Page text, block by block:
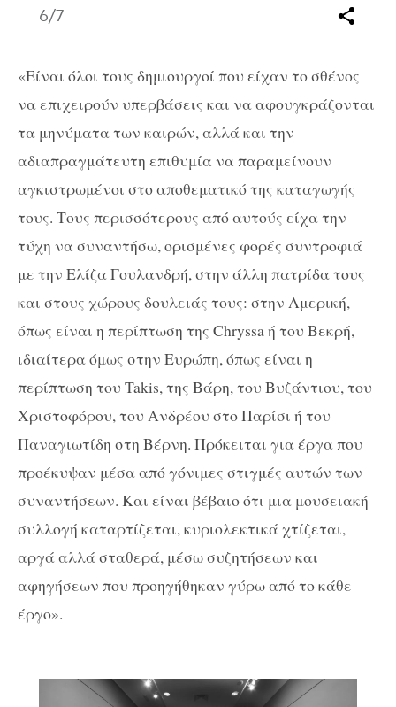
6/7
«Είναι όλοι τους δημιουργοί που είχαν το σθένος
να επιχειρούν υπερβάσεις και να αφουγκράζονται
τα μηνύματα των καιρών, αλλά και την
αδιαπραγμάτευτη επιθυμία να παραμείνουν
αγκιστρωμένοι στο αποθεματικό της καταγωγής
τους. Τους περισσότερους από αυτούς είχα την
τύχη να συναντήσω, ορισμένες φορές συντροφιά
με την Ελίζα Γουλανδρή, στην άλλη πατρίδα τους
και στους χώρους δουλειάς τους: στην Αμερική,
όπως είναι η περίπτωση της Chryssa ή του Βεκρή,
ιδιαίτερα όμως στην Ευρώπη, όπως είναι η
περίπτωση του Takis, της Βάρη, του Βυζάντιου, του
Χριστοφόρου, του Ανδρέου στο Παρίσι ή του
Παναγιωτίδη στη Βέρνη. Πρόκειται για έργα που
προέκυψαν μέσα από γόνιμες στιγμές αυτών των
συναντήσεων. Και είναι βέβαιο ότι μια μουσειακή
συλλογή καταρτίζεται, κυριολεκτικά χτίζεται,
αργά αλλά σταθερά, μέσω συζητήσεων και
αφηγήσεων που προηγήθηκαν γύρω από το κάθε
έργο».